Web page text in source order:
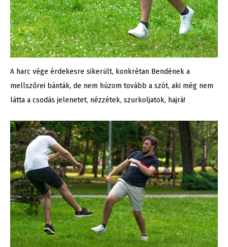
A harc vége érdekesre sikerült, konkrétan Bendének a
mellszőrei bánták, de nem húzom tovább a szót, aki még nem
látta a csodás jelenetet, nézzétek, szurkoljatok, hajrá!